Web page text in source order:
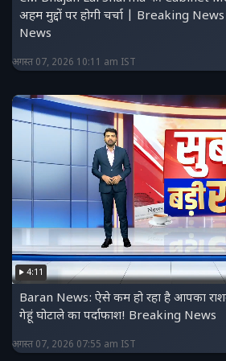
अहम मुद्दों पर होगी चर्चा | Breaking
News
अगस्त 07, 2026 10:11 am IST
4:11
Baran News: ऐसे कम हो रहा है आपका
गेहूं घोटाले का पर्दाफाश! Breaking News
अगस्त 07, 2026 07:55 am IST